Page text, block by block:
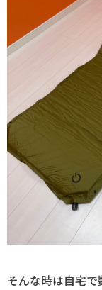
そんな時は自宅